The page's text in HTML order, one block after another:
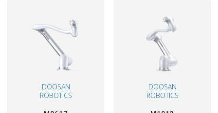
DOOSAN
ROBOTICS
DOOSAN
ROBOTICS